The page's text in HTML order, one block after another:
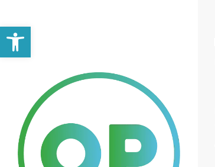
Abrir barra de herramientas